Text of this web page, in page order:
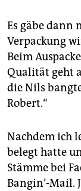
Es gäbe dann
Verpackung
Beim
Qualität geht
die Nils
Robert.“
Nachdem ich
belegt hatte
Stämme bei
Bangin’-Mail.